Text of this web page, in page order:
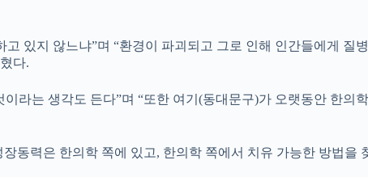
있지 않느냐”며 “환경이 파괴되고 그로 인해 인간들에게
다.
라는 생각도 든다”며 “또한 여기(동대문구)가 오랫동안 한
동력은 한의학 쪽에 있고, 한의학 쪽에서 치유 가능한 방법을